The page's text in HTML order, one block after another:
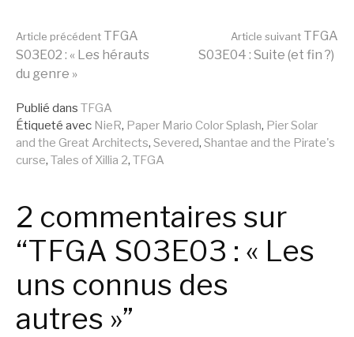
Lire
la
suite
Article précédent TFGA
S03E02 : « Les hérauts
du genre »
Article suivant TFGA
S03E04 : Suite (et fin ?)
Publié dans TFGA
Étiqueté avec NieR, Paper Mario Color Splash, Pier Solar
and the Great Architects, Severed, Shantae and the Pirate's
curse, Tales of Xillia 2, TFGA
2 commentaires sur
“TFGA S03E03 : « Les
uns connus des
autres »”